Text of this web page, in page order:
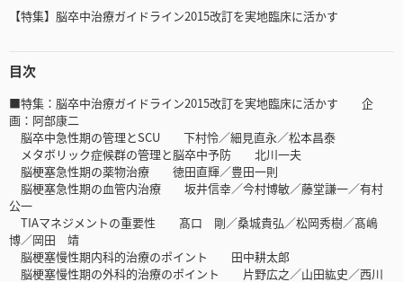
【特集】脳卒中治療ガイドライン2015改訂を実地臨床に活かす
目次
■特集：脳卒中治療ガイドライン2015改訂を実地臨床に活かす 企
画：阿部康二
脳卒中急性期の管理とSCU 下村怜／細見直永／松本昌泰
メタボリック症候群の管理と脳卒中予防 北川一夫
脳梗塞急性期の薬物治療 徳田直輝／豊田一則
脳梗塞急性期の血管内治療 坂井信幸／今村博敏／藤堂謙一／有村
公一
TIAマネジメントの重要性 髙口 剛／桑城貴弘／松岡秀樹／髙嶋
博／岡田 靖
脳梗塞慢性期内科的治療のポイント 田中耕太郎
脳梗塞慢性期の外科的治療のポイント 片野広之／山田紘史／西川